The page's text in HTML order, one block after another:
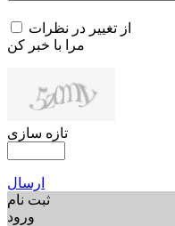
از تغییر در نظرات
مرا با خبر کن
تازه سازی
ارسال
ثبت نام
ورود